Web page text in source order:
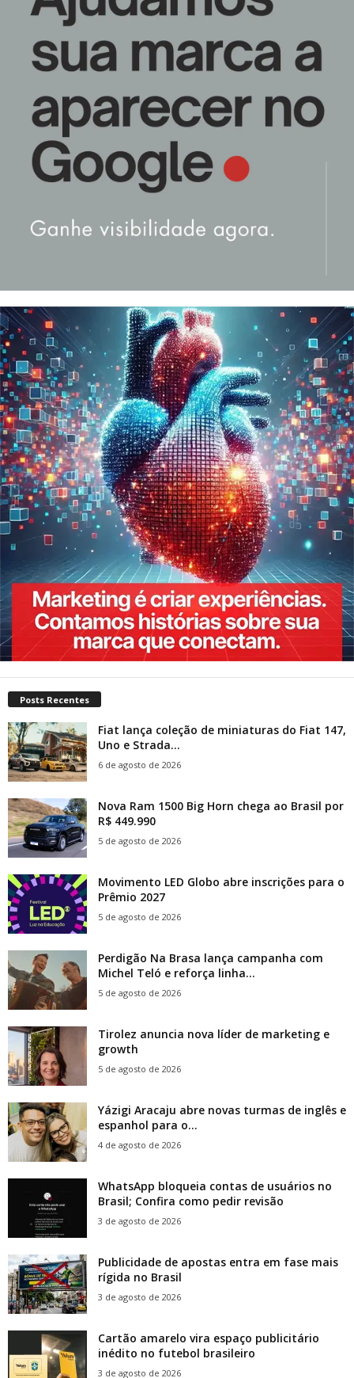
Posts Recentes
Fiat lança coleção de miniaturas do Fiat 147,
Uno e Strada...
6 de agosto de 2026
Nova Ram 1500 Big Horn chega ao Brasil por
R$ 449.990
5 de agosto de 2026
Movimento LED Globo abre inscrições para o
Prêmio 2027
5 de agosto de 2026
Perdigão Na Brasa lança campanha com
Michel Teló e reforça linha...
5 de agosto de 2026
Tirolez anuncia nova líder de marketing e
growth
5 de agosto de 2026
Yázigi Aracaju abre novas turmas de inglês e
espanhol para o...
4 de agosto de 2026
WhatsApp bloqueia contas de usuários no
Brasil; Confira como pedir revisão
3 de agosto de 2026
Publicidade de apostas entra em fase mais
rígida no Brasil
3 de agosto de 2026
Cartão amarelo vira espaço publicitário
inédito no futebol brasileiro
3 de agosto de 2026